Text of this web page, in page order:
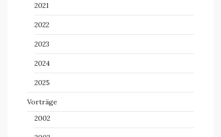
2021
2022
2023
2024
2025
Vorträge
2002